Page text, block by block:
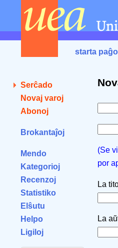
starta paĝo
Serĉado
Novaj varoj
Abonoj
Brokantaĵoj
Mendo
Kategorioj
Recenzoj
Statistiko
Elŝutu
Helpo
Ligiloj
(Se
por
La
La